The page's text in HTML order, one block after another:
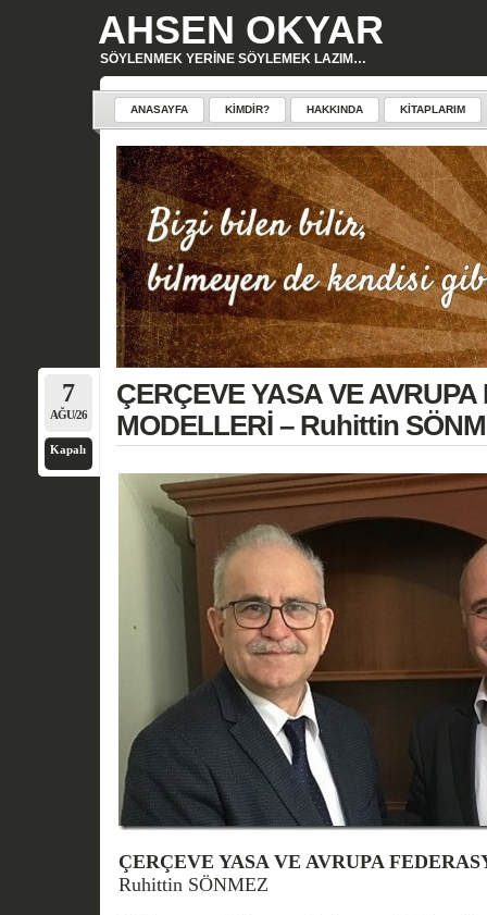
AHSEN OKYAR
SÖYLENMEK YERINE SÖYLEMEK LAZIM…
ANASAYFA KIMDIR? HAKKINDA KITAPLARIM
7
AĞU/26
Kapalı
ÇERÇEVE YASA VE
MODELLERİ – Ruhittin
ÇERÇEVE YASA VE AVRUPA
Ruhittin SÖNMEZ